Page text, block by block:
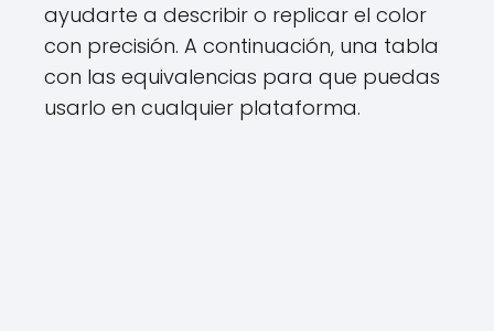
ayudarte a describir o replicar el color
con precisión. A continuación, una tabla
con las equivalencias para que puedas
usarlo en cualquier plataforma.